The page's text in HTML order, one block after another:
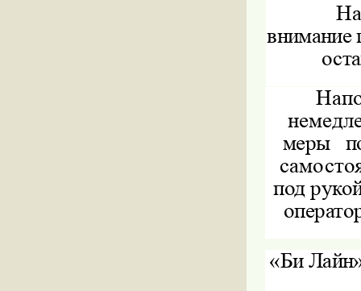
внимание
меры
под
«Би